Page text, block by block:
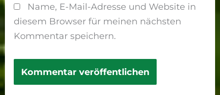
Name, E-Mail-Adresse und Website in
diesem Browser für meinen nächsten
Kommentar speichern.